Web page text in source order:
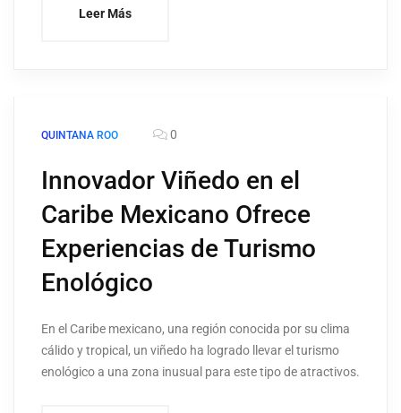
Leer Más
QUINTANA ROO 0
Innovador Viñedo en el
Caribe Mexicano Ofrece
Experiencias de Turismo
Enológico
En el Caribe mexicano, una región conocida por su clima
cálido y tropical, un viñedo ha logrado llevar el turismo
enológico a una zona inusual para este tipo de atractivos.